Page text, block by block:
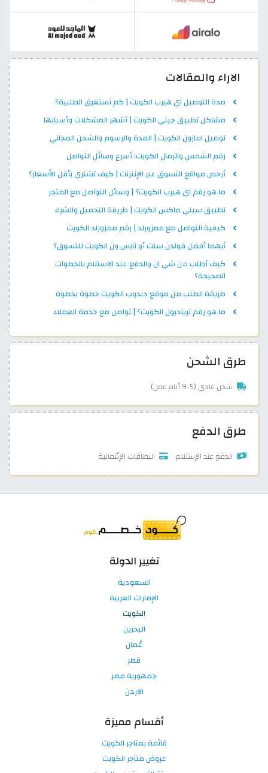
الاراء والمقالات
مدة التوصيل اي هيرب الكويت | كم تستغرق الطلبية؟
مشاكل تطبيق جيني الكويت | أشهر المشكلات وأسبابها
توصيل امازون الكويت | المدة والرسوم والشحن المجاني
رقم الشمس والرمال الكويت: أسرع وسائل التواصل
أرخص مواقع التسوق عبر الإنترنت | كيف تشتري بأقل الأسعار؟
ما هو رقم اي هيرب الكويت؟ | وسائل التواصل مع المتجر
تطبيق سيتي ماكس الكويت | طريقة التحميل والشراء
كيفية التواصل مع ممزورلد | رقم ممزورلد الكويت
أيهما أفضل قولدن سنت أو نايس ون الكويت للتسوق؟
كيف أطلب من شي ان والدفع عند الاستلام بالخطوات
الصحيحة؟
طريقة الطلب من موقع دبدوب الكويت خطوة بخطوة
ما هو رقم ترينديول الكويت؟ | تواصل مع خدمة العملاء
طرق الشحن
شحن عادي (5-9 أيام عمل)
طرق الدفع
الدفع عند الإستلام البطاقات الإئتمانية
تغيير الدولة
السعودية
الإمارات العربية
الكويت
البحرين
عُمان
قطر
جمهورية مصر
الاردن
أقسام مميزة
قائمة بمتاجر الكويت
عروض متاجر الكويت